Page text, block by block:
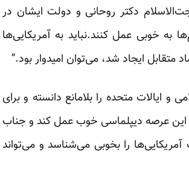
دکتر روحانی و دولت ایشان در
خوبی عمل کنند.نباید به آمریکایی‌ها
متقابل ایجاد شد، می‌توان امیدوار بود.”
ایالات متحده را بلامانع دانسته و برای
این عرصه دیپلماسی خوب عمل کند و جناب
را بخوبی می‌شناسد و می‌تواند